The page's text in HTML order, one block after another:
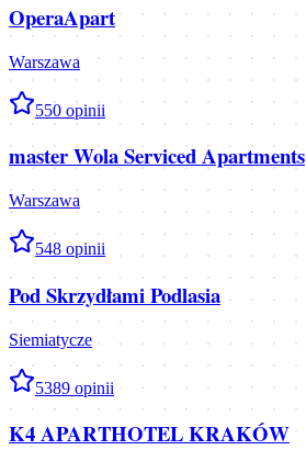
OperaApart
Warszawa
550 opinii
master Wola Serviced Apartments
Warszawa
548 opinii
Pod Skrzydłami Podlasia
Siemiatycze
5389 opinii
K4 APARTHOTEL KRAKÓW